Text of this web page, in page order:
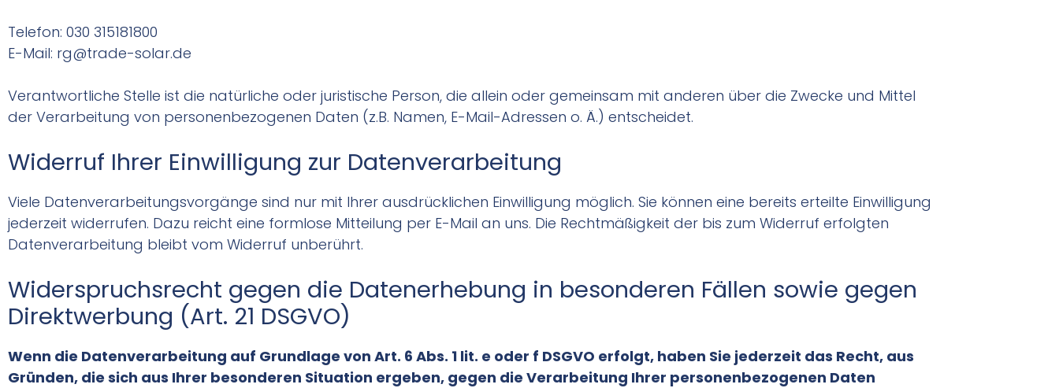
Telefon: 030 315181800
E-Mail: rg@trade-solar.de
Verantwortliche Stelle ist die natürliche oder juristische Person, die allein oder gemeinsam mit anderen über die Zwecke und Mittel
der Verarbeitung von personenbezogenen Daten (z.B. Namen, E-Mail-Adressen o. Ä.) entscheidet.
Widerruf Ihrer Einwilligung zur Datenverarbeitung
Viele Datenverarbeitungsvorgänge sind nur mit Ihrer ausdrücklichen Einwilligung möglich. Sie können eine bereits erteilte Einwilligung
jederzeit widerrufen. Dazu reicht eine formlose Mitteilung per E-Mail an uns. Die Rechtmäßigkeit der bis zum Widerruf erfolgten
Datenverarbeitung bleibt vom Widerruf unberührt.
Widerspruchsrecht gegen die Datenerhebung in besonderen Fällen sowie gegen
Direktwerbung (Art. 21 DSGVO)
Wenn die Datenverarbeitung auf Grundlage von Art. 6 Abs. 1 lit. e oder f DSGVO erfolgt, haben Sie jederzeit das Recht, aus
Gründen, die sich aus Ihrer besonderen Situation ergeben, gegen die Verarbeitung Ihrer personenbezogenen Daten